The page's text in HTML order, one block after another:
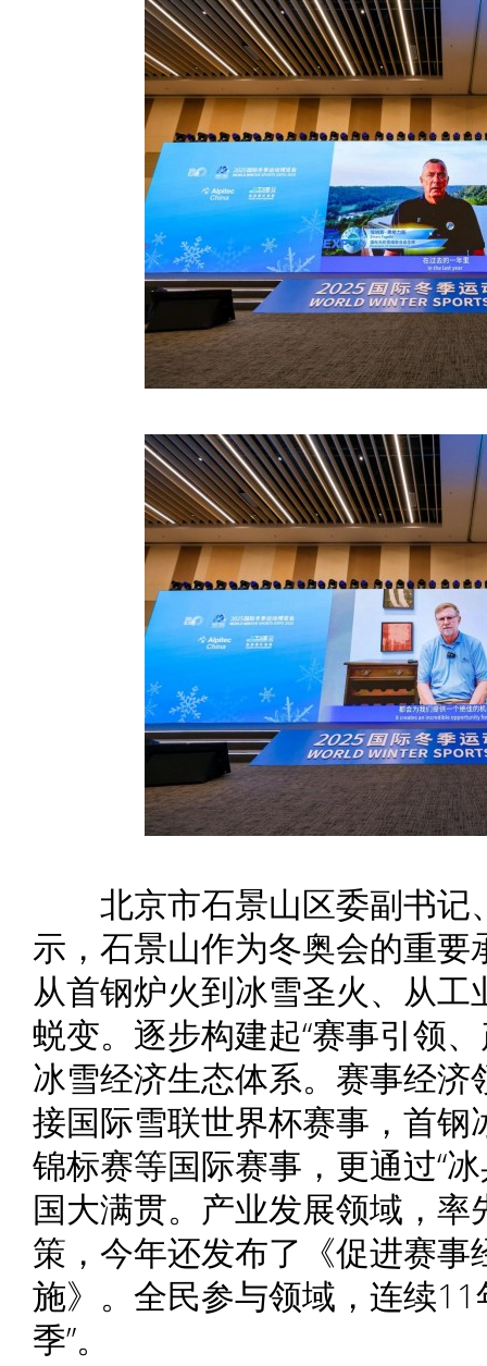
北京市石景山区委副书记
示，石景山作为冬奥会的重
从首钢炉火到冰雪圣火、从
蜕变。逐步构建起“赛事引领
冰雪经济生态体系。赛事经
接国际雪联世界杯赛事，首
锦标赛等国际赛事，更通过“
国大满贯。产业发展领域，
策，今年还发布了《促进赛
施》。全民参与领域，连续11
季”。